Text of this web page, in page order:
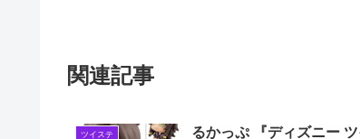
関連記事
ツイステ
るかっぷ 『ディズニー